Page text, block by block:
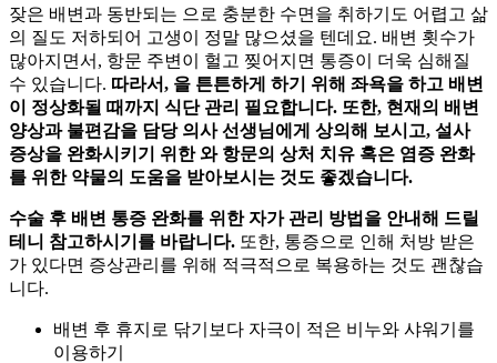
잦은 배변과 동반되는 으로 충분한 수면을 취하기도 어렵고 삶
의 질도 저하되어 고생이 정말 많으셨을 텐데요. 배변 횟수가
많아지면서, 항문 주변이 헐고 찢어지면 통증이 더욱 심해질
수 있습니다. 따라서, 을 튼튼하게 하기 위해 좌욕을 하고 배변
이 정상화될 때까지 식단 관리 필요합니다. 또한, 현재의 배변
양상과 불편감을 담당 의사 선생님에게 상의해 보시고, 설사
증상을 완화시키기 위한와 항문의 상처 치유 혹은 염증 완화
를 위한 약물의 도움을 받아보시는 것도 좋겠습니다.
수술 후 배변 통증 완화를 위한 자가 관리 방법을 안내해 드릴
테니 참고하시기를 바랍니다. 또한, 통증으로 인해 처방 받은
가 있다면 증상관리를 위해 적극적으로 복용하는 것도 괜찮습
니다.
배변 후 휴지로 닦기보다 자극이 적은 비누와 샤워기를
이용하기